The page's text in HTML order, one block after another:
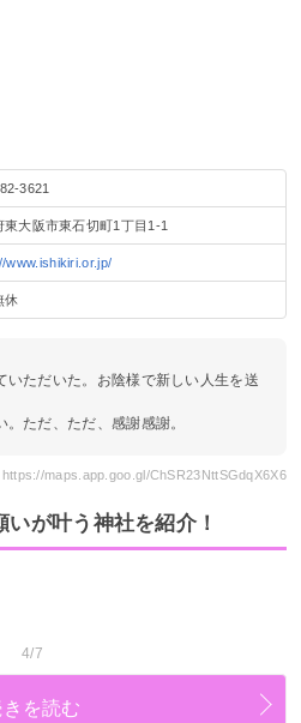
3621
東大阪市東石切町1丁目1-1
www.ishikiri.or.jp/
休
いただいた。お陰様で新しい人生を送
。ただ、ただ、感謝感謝。
https://maps.app.goo.gl/ChSR23NttSGdqX6X6
いが叶う神社を紹介！
4/7
を読む